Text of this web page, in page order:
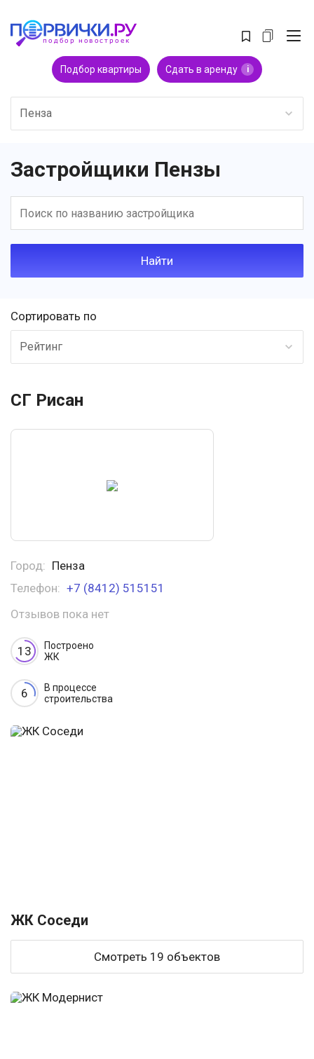
Подбор квартиры Сдать в аренду i
Пенза
Застройщики Пензы
Сортировать по
Рейтинг
СГ Рисан
Город: Пенза
Телефон: +7 (8412) 515151
Отзывов пока нет
13
Построено
ЖК
6
В процессе
строительства
ЖК Соседи
Смотреть 19 объектов